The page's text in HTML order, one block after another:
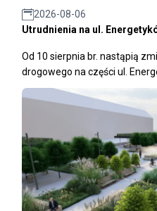
2026-08-06
Utrudnienia na ul.
Od 10 sierpnia br. nastąpią
drogowego na części ul.